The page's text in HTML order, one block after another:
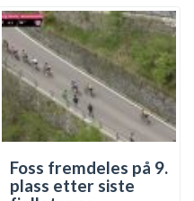
Foss fremdeles på 9.
plass etter siste